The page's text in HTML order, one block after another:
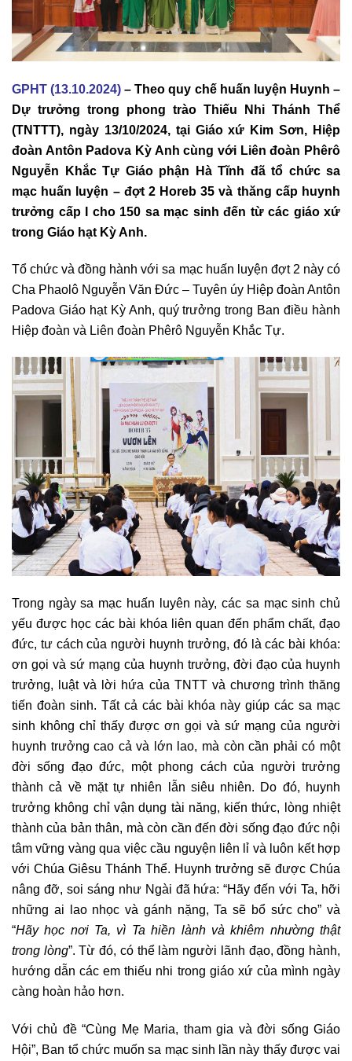
GPHT (13.10.2024) – Theo quy chế huấn luyện Huynh –
Dự trưởng trong phong trào Thiếu Nhi Thánh Thể
(TNTTT), ngày 13/10/2024, tại Giáo xứ Kim Sơn, Hiệp
đoàn Antôn Padova Kỳ Anh cùng với Liên đoàn Phêrô
Nguyễn Khắc Tự Giáo phận Hà Tĩnh đã tổ chức sa
mạc huấn luyện – đợt 2 Horeb 35 và thăng cấp huynh
trưởng cấp I cho 150 sa mạc sinh đến từ các giáo xứ
trong Giáo hạt Kỳ Anh.
Tổ chức và đồng hành với sa mạc huấn luyện đợt 2 này có
Cha Phaolô Nguyễn Văn Đức – Tuyên úy Hiệp đoàn Antôn
Padova Giáo hạt Kỳ Anh, quý trưởng trong Ban điều hành
Hiệp đoàn và Liên đoàn Phêrô Nguyễn Khắc Tự.
Trong ngày sa mạc huấn luyên này, các sa mạc sinh chủ
yếu được học các bài khóa liên quan đến phẩm chất, đạo
đức, tư cách của người huynh trưởng, đó là các bài khóa:
ơn gọi và sứ mạng của huynh trưởng, đời đạo của huynh
trưởng, luật và lời hứa của TNTT và chương trình thăng
tiến đoàn sinh. Tất cả các bài khóa này giúp các sa mạc
sinh không chỉ thấy được ơn gọi và sứ mạng của người
huynh trưởng cao cả và lớn lao, mà còn cần phải có một
đời sống đạo đức, một phong cách của người trưởng
thành cả về mặt tự nhiên lẫn siêu nhiên. Do đó, huynh
trưởng không chỉ vận dụng tài năng, kiến thức, lòng nhiệt
thành của bản thân, mà còn cần đến đời sống đạo đức nội
tâm vững vàng qua việc cầu nguyện liên lỉ và luôn kết hợp
với Chúa Giêsu Thánh Thể. Huynh trưởng sẽ được Chúa
nâng đỡ, soi sáng như Ngài đã hứa: “Hãy đến với Ta, hỡi
những ai lao nhọc và gánh nặng, Ta sẽ bổ sức cho” và
“Hãy học nơi Ta, vì Ta hiền lành và khiêm nhường thật
trong lòng”. Từ đó, có thể làm người lãnh đạo, đồng hành,
hướng dẫn các em thiếu nhi trong giáo xứ của mình ngày
càng hoàn hảo hơn.
Với chủ đề “Cùng Mẹ Maria, tham gia và đời sống Giáo
Hội”, Ban tổ chức muốn sa mạc sinh lần này thấy được vai